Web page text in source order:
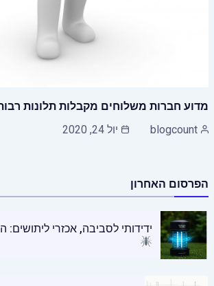
מדוע חברות משלוחים מקבלות תלונות
blogcount
יול 24, 2020
הפרסום האחרון
ידידותי לסביבה, אכזרי ליתושים: